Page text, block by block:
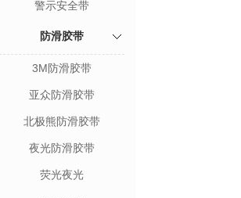
警示安全带
防滑胶带
3M防滑胶带
亚众防滑胶带
北极熊防滑胶带
夜光防滑胶带
荧光夜光